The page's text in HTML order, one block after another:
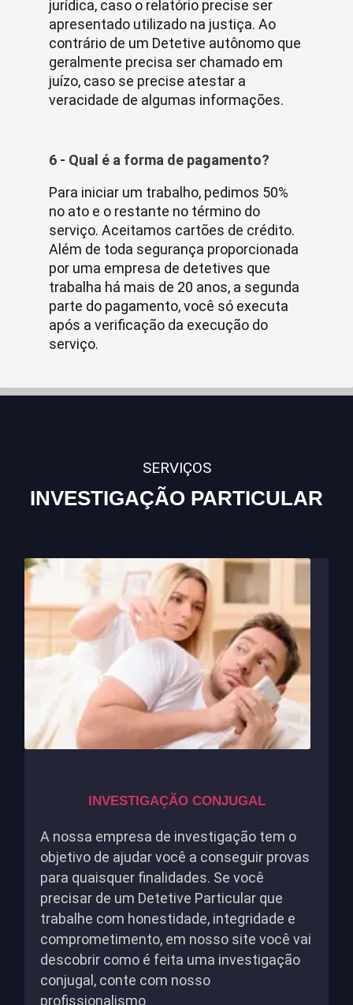
jurídica, caso o relatório precise ser
apresentado utilizado na justiça. Ao
contrário de um Detetive autônomo que
geralmente precisa ser chamado em
juízo, caso se precise atestar a
veracidade de algumas informações.
6 - Qual é a forma de pagamento?
Para iniciar um trabalho, pedimos 50%
no ato e o restante no término do
serviço. Aceitamos cartões de crédito.
Além de toda segurança proporcionada
por uma empresa de detetives que
trabalha há mais de 20 anos, a segunda
parte do pagamento, você só executa
após a verificação da execução do
serviço.
SERVIÇOS
INVESTIGAÇÃO PARTICULAR
INVESTIGAÇÃO CONJUGAL
A nossa empresa de investigação tem o
objetivo de ajudar você a conseguir provas
para quaisquer finalidades. Se você
precisar de um Detetive Particular que
trabalhe com honestidade, integridade e
comprometimento, em nosso site você vai
descobrir como é feita uma investigação
conjugal, conte com nosso
profissionalismo